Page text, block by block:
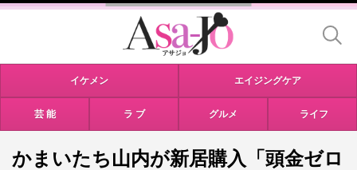
イケメン エイジングケア
芸 能 ラ ブ グルメ ライフ
かまいたち山内が新居購入「頭金ゼロ